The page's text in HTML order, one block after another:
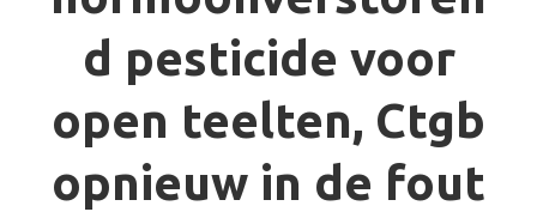
d pesticide voor
open teelten, Ctgb
opnieuw in de fout